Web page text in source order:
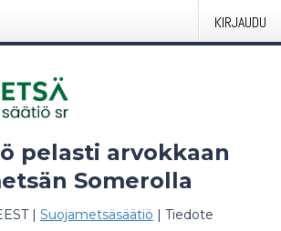
KIRJAUDU
pelasti arvokkaan
Somerolla
| Suojametsäsäätiö | Tiedote